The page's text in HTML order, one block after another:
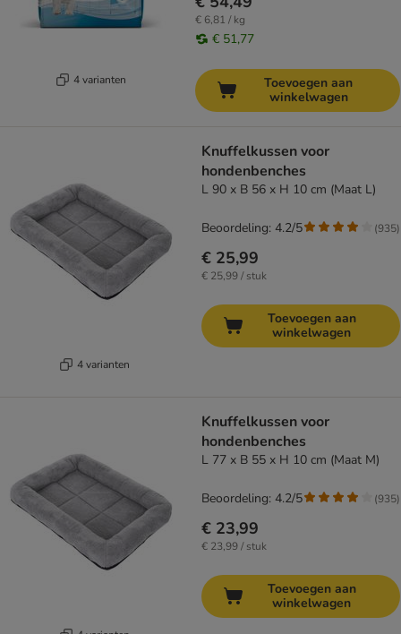
4 varianten
€ 6,81 / kg
€ 51,77
Toevoegen aan
winkelwagen
4 varianten
Knuffelkussen voor
hondenbenches
L 90 x B 56 x H 10 cm (Maat L)
€ 25,99
€ 25,99 / stuk
Beoordeling: 4.2/5 (935)
Toevoegen aan
winkelwagen
Knuffelkussen voor
hondenbenches
L 77 x B 55 x H 10 cm (Maat M)
€ 23,99
€ 23,99 / stuk
Beoordeling: 4.2/5 (935)
Toevoegen aan
winkelwagen